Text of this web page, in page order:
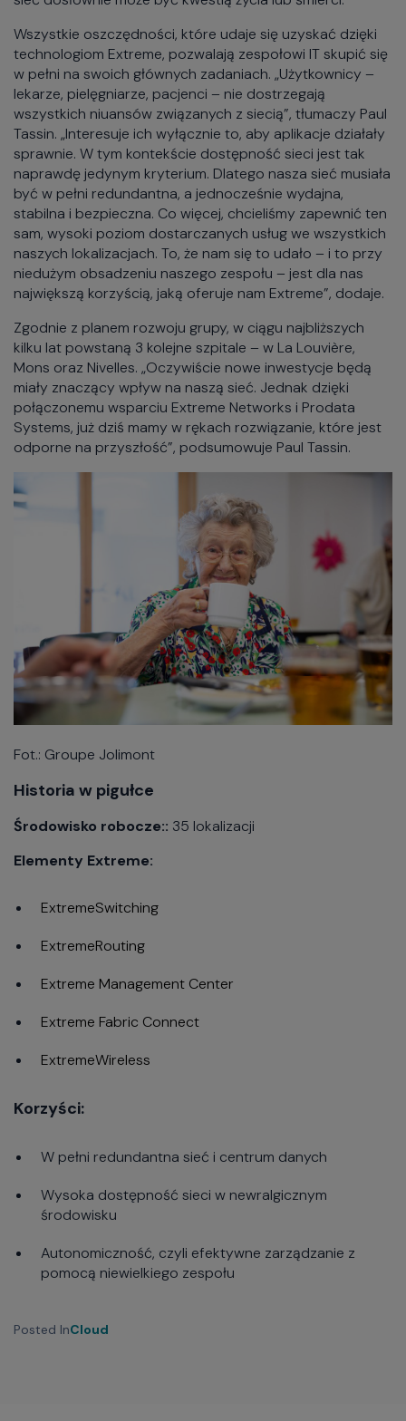
Wszystkie oszczędności, które udaje się uzyskać dzięki
technologiom Extreme, pozwalają zespołowi IT skupić się
w pełni na swoich głównych zadaniach. „Użytkownicy –
lekarze, pielęgniarze, pacjenci – nie dostrzegają
wszystkich niuansów związanych z siecią”, tłumaczy Paul
Tassin. „Interesuje ich wyłącznie to, aby aplikacje działały
sprawnie. W tym kontekście dostępność sieci jest tak
naprawdę jedynym kryterium. Dlatego nasza sieć musiała
być w pełni redundantna, a jednocześnie wydajna,
stabilna i bezpieczna. Co więcej, chcieliśmy zapewnić ten
sam, wysoki poziom dostarczanych usług we wszystkich
naszych lokalizacjach. To, że nam się to udało – i to przy
niedużym obsadzeniu naszego zespołu – jest dla nas
największą korzyścią, jaką oferuje nam Extreme”, dodaje.
Zgodnie z planem rozwoju grupy, w ciągu najbliższych
kilku lat powstaną 3 kolejne szpitale – w La Louvière,
Mons oraz Nivelles. „Oczywiście nowe inwestycje będą
miały znaczący wpływ na naszą sieć. Jednak dzięki
połączonemu wsparciu Extreme Networks i Prodata
Systems, już dziś mamy w rękach rozwiązanie, które jest
odporne na przyszłość”, podsumowuje Paul Tassin.
Fot.: Groupe Jolimont
Historia w pigułce
Środowisko robocze:: 35 lokalizacji
Elementy Extreme:
ExtremeSwitching
ExtremeRouting
Extreme Management Center
Extreme Fabric Connect
ExtremeWireless
Korzyści:
W pełni redundantna sieć i centrum danych
Wysoka dostępność sieci w newralgicznym
środowisku
Autonomiczność, czyli efektywne zarządzanie z
pomocą niewielkiego zespołu
Posted InCloud